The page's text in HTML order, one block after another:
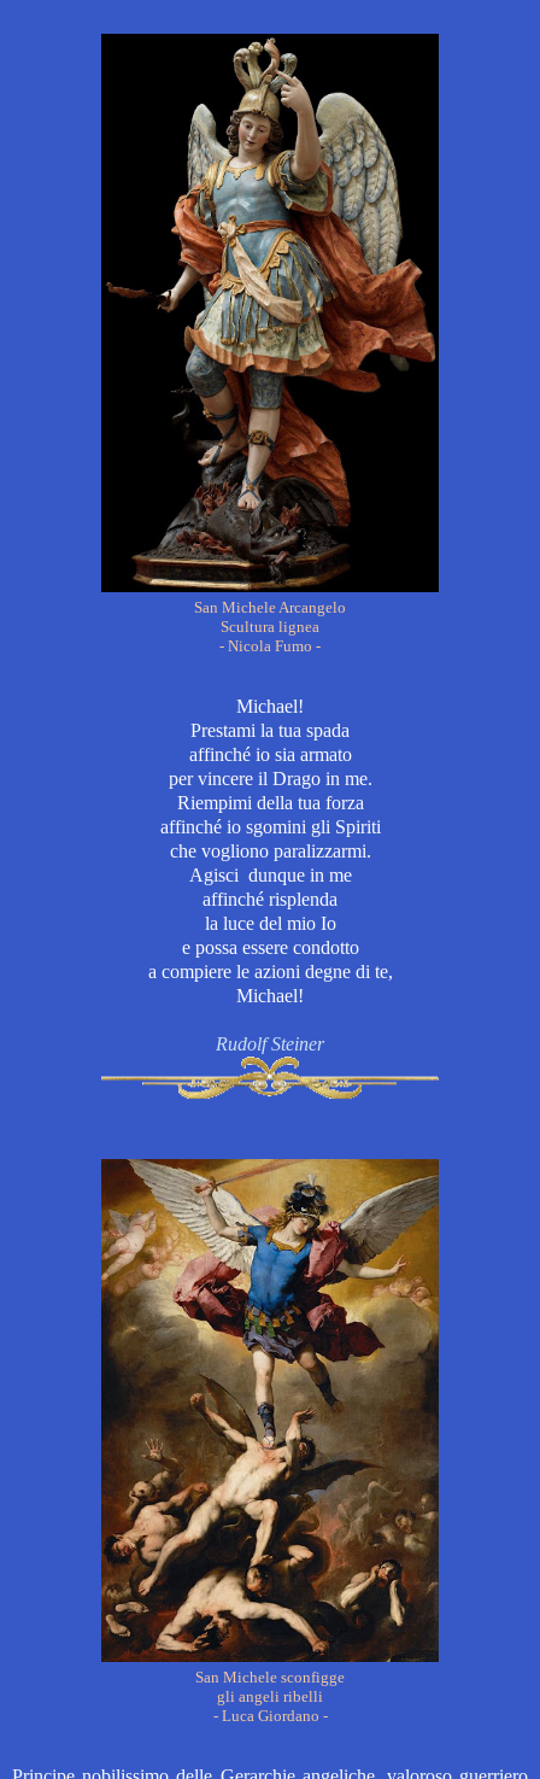
San Michele Arcangelo
Scultura lignea
- Nicola Fumo -
Michael!
Prestami la tua spada
affinché io sia armato
per vincere il Drago in me.
Riempimi della tua forza
affinché io sgomini gli Spiriti
che vogliono paralizzarmi.
Agisci dunque in me
affinché risplenda
la luce del mio Io
e possa essere condotto
a compiere le azioni degne di te,
Michael!
Rudolf Steiner
San Michele sconfigge
gli angeli ribelli
- Luca Giordano -